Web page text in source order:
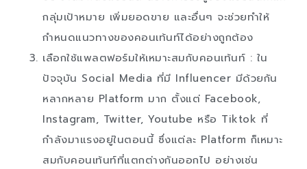
กลุ่มเป้าหมาย เพิ่มยอดขาย และอื่นๆ จะช่วยทำให้
กำหนดแนวทางของคอนเท้นท์ได้อย่างถูกต้อง
เลือกใช้แพลตฟอร์มให้เหมาะสมกับคอนเท้นท์ : ใน
ปัจจุบัน Social Media ที่มี Influencer มีด้วยกัน
หลากหลาย Platform มาก ตั้งแต่ Facebook,
Instagram, Twitter, Youtube หรือ Tiktok ที่
กำลังมาแรงอยู่ในตอนนี้ ซึ่งแต่ละ Platform ก็เหมาะ
สมกับคอนเท้นท์ที่แตกต่างกันออกไป อย่างเช่น